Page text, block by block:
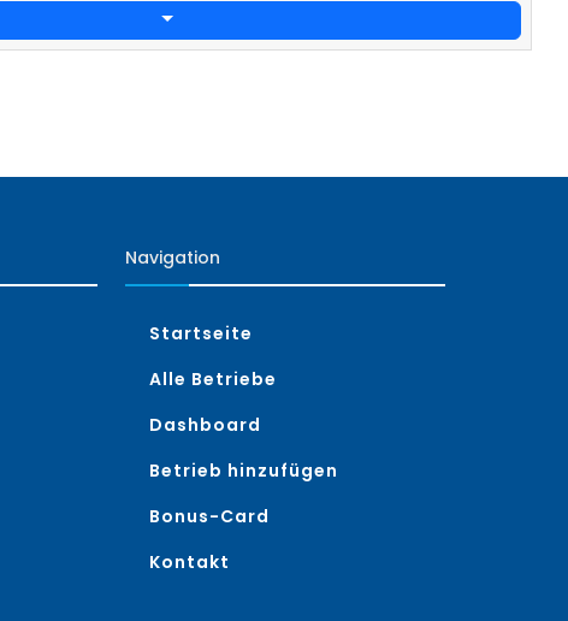
Navigation
Startseite
Alle Betriebe
Dashboard
Betrieb hinzufügen
Bonus-Card
Kontakt